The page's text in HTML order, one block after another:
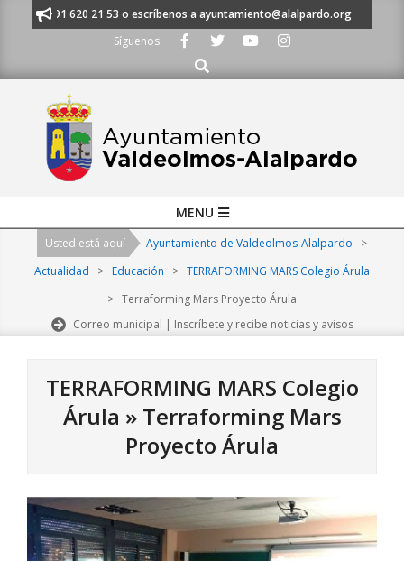
al 91 620 21 53 o escríbenos a ayuntamiento@alalpardo.org
Síguenos
Buscar
Navigation
MENU
Usted está aquí Ayuntamiento de Valdeolmos-Alalpardo
>
Actualidad
> Educación > TERRAFORMING MARS Colegio Árula
> Terraforming Mars Proyecto Árula
Correo municipal | Inscríbete y recibe noticias y avisos
TERRAFORMING MARS Colegio
Árula » Terraforming Mars
Proyecto Árula